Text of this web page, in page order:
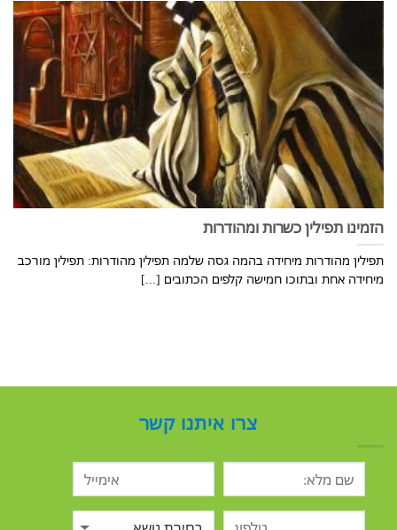
הזמינו תפילין כשרות ומהודרות
תפילין מהודרות מיחידה בהמה גסה שלמה תפילין מהודרות: תפילין מורכב
מיחידה אחת ובתוכו חמישה קלפים הכתובים [...]
צרו איתנו קשר